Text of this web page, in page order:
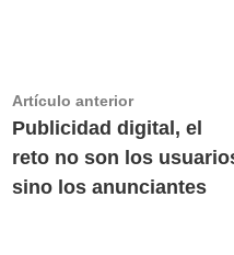
Navegación
de
entradas
Artículo anteriorArtículo
anterior:
Publicidad digital, el
reto no son los
sino los anunciantes